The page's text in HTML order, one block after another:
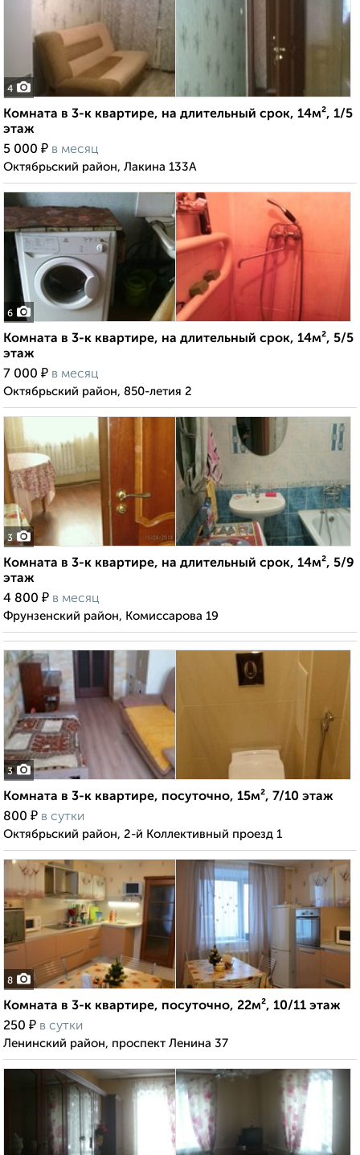
4
Комната в 3-к квартире, на длительный срок, 14м², 1/5
этаж
5 000 ₽ в месяц
Октябрьский район, Лакина 133А
6
Комната в 3-к квартире, на длительный срок, 14м², 5/5
этаж
7 000 ₽ в месяц
Октябрьский район, 850-летия 2
3
Комната в 3-к квартире, на длительный срок, 14м², 5/9
этаж
4 800 ₽ в месяц
Фрунзенский район, Комиссарова 19
3
Комната в 3-к квартире, посуточно, 15м², 7/10 этаж
800 ₽ в сутки
Октябрьский район, 2-й Коллективный проезд 1
8
Комната в 3-к квартире, посуточно, 22м², 10/11 этаж
250 ₽ в сутки
Ленинский район, проспект Ленина 37